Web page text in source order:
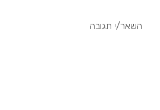
השאר/י תגובה